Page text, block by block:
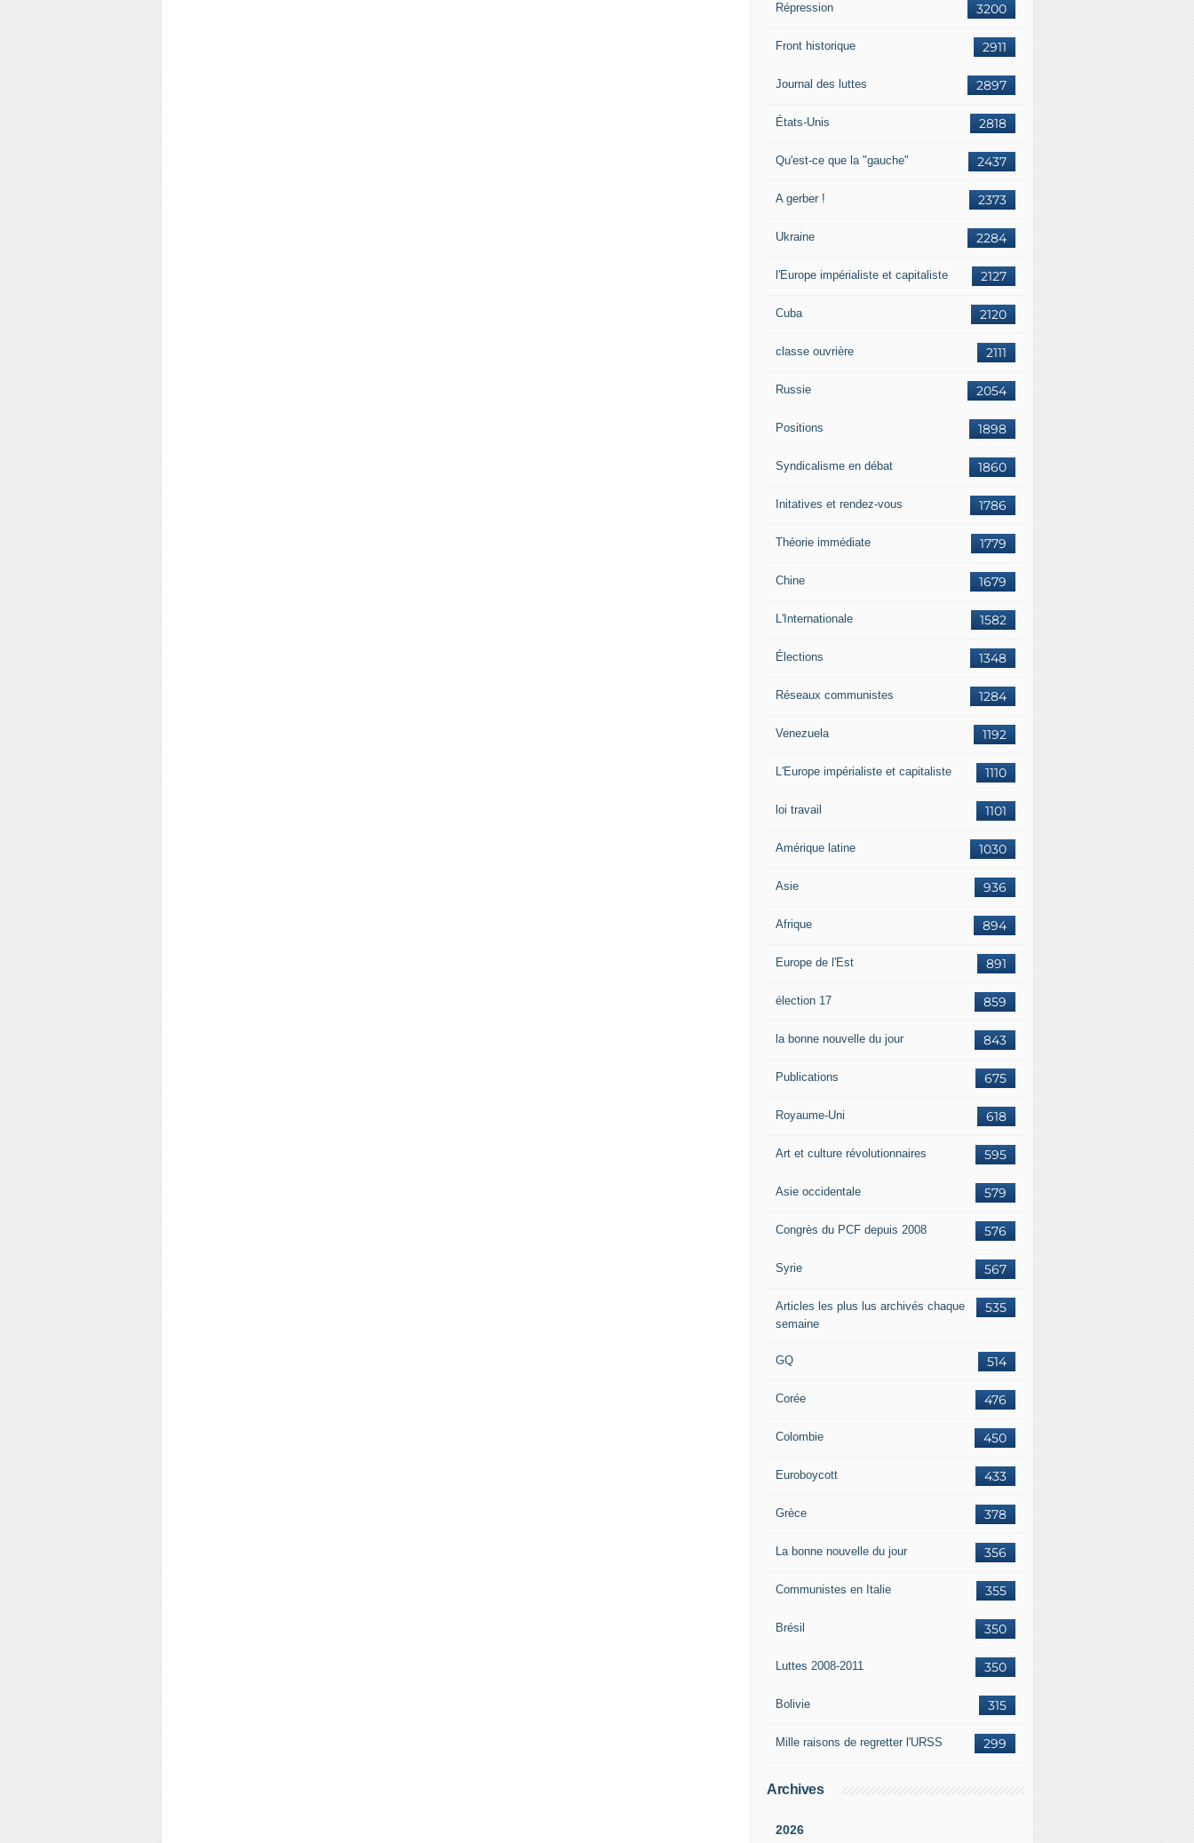
3200
Répression
2911
Front historique
2897
Journal des luttes
2818
États-Unis
2437
Qu'est-ce que la "gauche"
2373
A gerber !
2284
Ukraine
2127
l'Europe impérialiste et capitaliste
2120
Cuba
2111
classe ouvrière
2054
Russie
1898
Positions
1860
Syndicalisme en débat
1786
Initatives et rendez-vous
1779
Théorie immédiate
1679
Chine
1582
L'Internationale
1348
Élections
1284
Réseaux communistes
1192
Venezuela
1110
L'Europe impérialiste et capitaliste
1101
loi travail
1030
Amérique latine
936
Asie
894
Afrique
891
Europe de l'Est
859
élection 17
843
la bonne nouvelle du jour
675
Publications
618
Royaume-Uni
595
Art et culture révolutionnaires
579
Asie occidentale
576
Congrès du PCF depuis 2008
567
Syrie
535
Articles les plus lus archivés chaque
semaine
514
GQ
476
Corée
450
Colombie
433
Euroboycott
378
Grèce
356
La bonne nouvelle du jour
355
Communistes en Italie
350
Brésil
350
Luttes 2008-2011
315
Bolivie
299
Mille raisons de regretter l'URSS
Archives
2026